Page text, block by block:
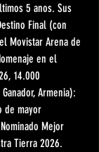
5 anos. Sus
Final (con
Movistar Arena de
en el
14.000
Armenia):
de mayor
Mejor
Tierra 2026.